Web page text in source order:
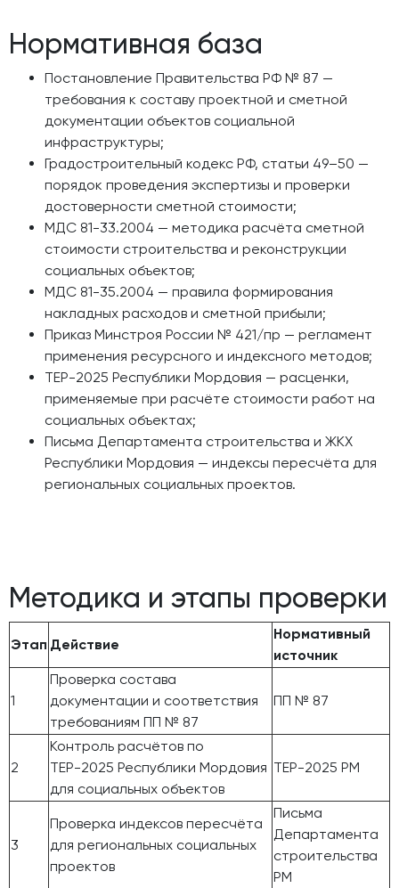
Нормативная база
Постановление Правительства РФ № 87 —
требования к составу проектной и сметной
документации объектов социальной
инфраструктуры;
Градостроительный кодекс РФ, статьи 49–50 —
порядок проведения экспертизы и проверки
достоверности сметной стоимости;
МДС 81-33.2004 — методика расчёта сметной
стоимости строительства и реконструкции
социальных объектов;
МДС 81-35.2004 — правила формирования
накладных расходов и сметной прибыли;
Приказ Минстроя России № 421/пр — регламент
применения ресурсного и индексного методов;
ТЕР-2025 Республики Мордовия — расценки,
применяемые при расчёте стоимости работ на
социальных объектах;
Письма Департамента строительства и ЖКХ
Республики Мордовия — индексы пересчёта для
региональных социальных проектов.
Методика и этапы проверки
Этап Действие
Нормативный
источник
1
Проверка состава
документации и соответствия
требованиям ПП № 87
ПП № 87
2
Контроль расчётов по
ТЕР-2025 Республики Мордовия
для социальных объектов
ТЕР-2025 РМ
3
Проверка индексов пересчёта
для региональных социальных
проектов
Письма
Департамента
строительства
РМ